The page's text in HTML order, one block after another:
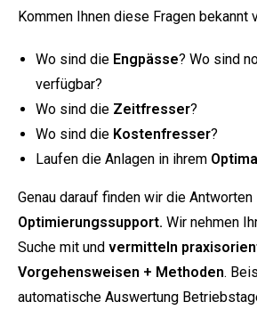
Kommen Ihnen diese Fragen bekannt
Wo sind die Engpässe? Wo sind
verfügbar?
Wo sind die Zeitfresser?
Wo sind die Kostenfresser?
Laufen die Anlagen in ihrem
Genau darauf finden wir die Antworten
Optimierungssupport. Wir nehmen
Suche mit und vermitteln
Vorgehensweisen + Methoden.
automatische Auswertung